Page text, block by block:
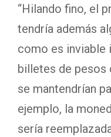
“Hilando fino, el
tendría además
como es inviable
billetes de pesos
se mantendrían
ejemplo, la
sería